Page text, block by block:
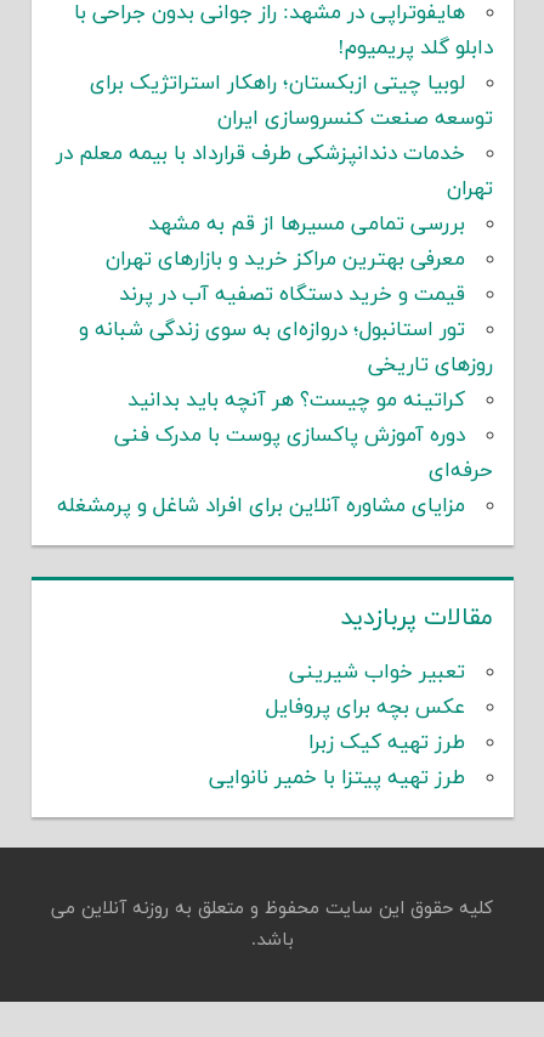
در مشهد: راز جوانی بدون جراحی با
گلد پریمیوم!
چیتی ازبکستان؛ راهکار استراتژیک برای
صنعت کنسروسازی ایران
دندانپزشکی طرف قرارداد با بیمه معلم در
تمامی مسیرها از قم به مشهد
بهترین مراکز خرید و بازارهای تهران
و خرید دستگاه تصفیه آب در پرند
استانبول؛ دروازه‌ای به سوی زندگی شبانه و
تاریخی
مو چیست؟ هر آنچه باید بدانید
آموزش پاکسازی پوست با مدرک فنی
مشاوره آنلاین برای افراد شاغل و پرمشغله
پربازدید
خواب شیرینی
بچه برای پروفایل
تهیه کیک زبرا
تهیه پیتزا با خمیر نانوایی
حقوق این سایت محفوظ و متعلق به روزنه آنلاین می